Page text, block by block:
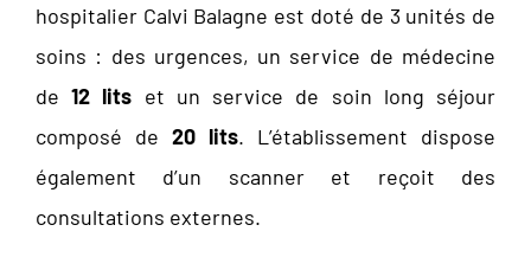
hospitalier Calvi Balagne est doté de 3 unités de
soins : des urgences, un service de médecine
de 12 lits et un service de soin long séjour
composé de 20 lits. L’établissement dispose
également d’un scanner et reçoit des
consultations externes.